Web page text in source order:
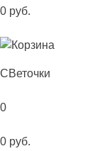
0 руб.
СВеточки
0
0 руб.